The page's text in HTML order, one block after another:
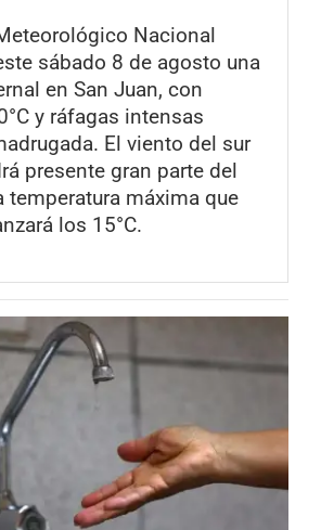
Nacional
sábado 8 de agosto una
en San Juan, con
y ráfagas intensas
El viento del sur
presente gran parte del
temperatura máxima que
los 15°C.